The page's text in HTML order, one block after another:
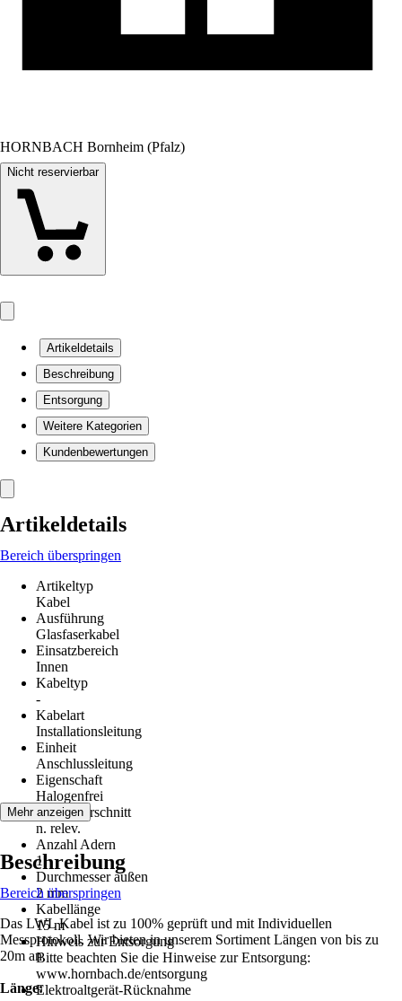
HORNBACH Bornheim (Pfalz)
Nicht reservierbar
Artikeldetails
Beschreibung
Entsorgung
Weitere Kategorien
Kundenbewertungen
Artikeldetails
Bereich überspringen
Artikeltyp
Kabel
Ausführung
Glasfaserkabel
Einsatzbereich
Innen
Kabeltyp
-
Kabelart
Installationsleitung
Einheit
Anschlussleitung
Eigenschaft
Halogenfrei
Leiterquerschnitt
n. relev.
Anzahl Adern
1
Durchmesser außen
2 mm
Kabellänge
15 m
Hinweis zur Entsorgung
Bitte beachten Sie die Hinweise zur Entsorgung:
www.hornbach.de/entsorgung
Elektroaltgerät-Rücknahme
Mehr anzeigen
Beschreibung
Bereich überspringen
Das LWL Kabel ist zu 100% geprüft und mit Individuellen
Messprotokoll. Wir bieten in unserem Sortiment Längen von bis zu
20m an.
Länge: